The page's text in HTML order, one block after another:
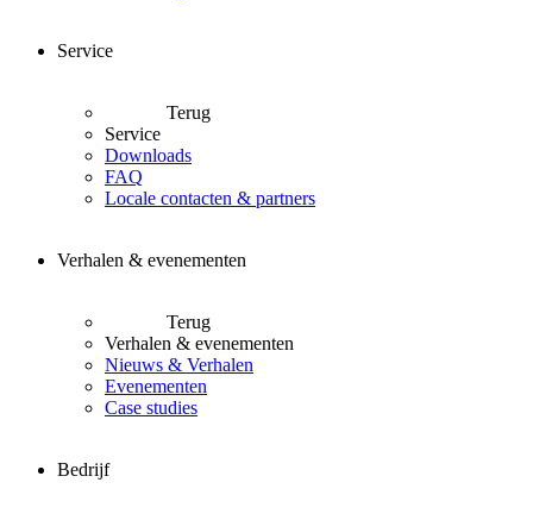
Service
Terug
Service
Downloads
FAQ
Locale contacten & partners
Verhalen & evenementen
Terug
Verhalen & evenementen
Nieuws & Verhalen
Evenementen
Case studies
Bedrijf